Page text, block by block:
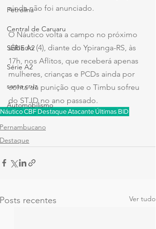
Petrolina
Central de Caruaru
SÉRIE A2
Série A2
santa cruz
Automobilismo
ainda não foi anunciado.
O Náutico volta a campo no próximo
sábado (4), diante do Ypiranga-RS, às
17h, nos Aflitos, que receberá apenas
mulheres, crianças e PCDs ainda por
conta da punição que o Timbu sofreu
do STJD no ano passado.
NáuticoCBFDestaqueAtacanteÚltimas BID
Pernambucano
Destaque
Posts recentes Ver tudo